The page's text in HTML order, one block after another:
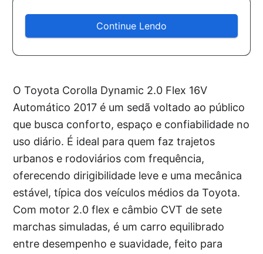
Continue Lendo
O Toyota Corolla Dynamic 2.0 Flex 16V
Automático 2017 é um sedã voltado ao público
que busca conforto, espaço e confiabilidade no
uso diário. É ideal para quem faz trajetos
urbanos e rodoviários com frequência,
oferecendo dirigibilidade leve e uma mecânica
estável, típica dos veículos médios da Toyota.
Com motor 2.0 flex e câmbio CVT de sete
marchas simuladas, é um carro equilibrado
entre desempenho e suavidade, feito para